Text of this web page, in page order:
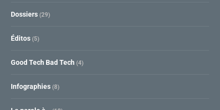
Dossiers (29)
Éditos (5)
Good Tech Bad Tech (4)
Infographies (8)